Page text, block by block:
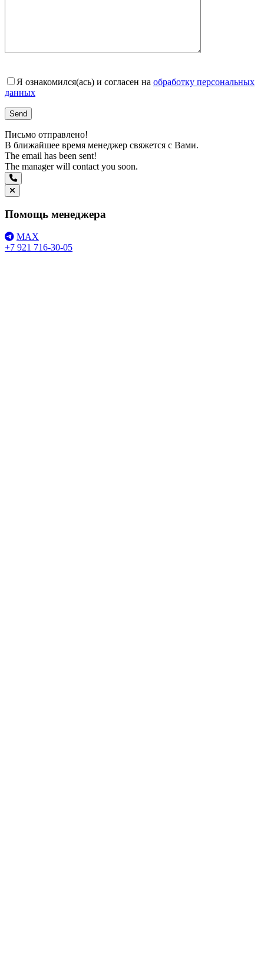
Я ознакомился(ась) и согласен на обработку персональных
данных
Письмо отправлено!
В ближайшее время менеджер свяжется с Вами.
The email has been sent!
The manager will contact you soon.
Помощь менеджера
MAX
+7 921 716-30-05